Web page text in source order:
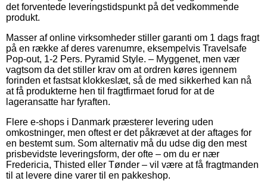
det forventede leveringstidspunkt på det vedkommende
produkt.
Masser af online virksomheder stiller garanti om 1 dags fragt
på en række af deres varenumre, eksempelvis Travelsafe
Pop-out, 1-2 Pers. Pyramid Style. – Myggenet, men vær
vagtsom da det stiller krav om at ordren køres igennem
forinden et fastsat klokkeslæt, så de med sikkerhed kan nå
at få produkterne hen til fragtfirmaet forud for at de
lageransatte har fyraften.
Flere e-shops i Danmark præsterer levering uden
omkostninger, men oftest er det påkrævet at der aftages for
en bestemt sum. Som alternativ må du udse dig den mest
prisbevidste leveringsform, der ofte – om du er nær
Fredericia, Thisted eller Tønder – vil være at få fragtmanden
til at levere dine varer til en pakkeshop.